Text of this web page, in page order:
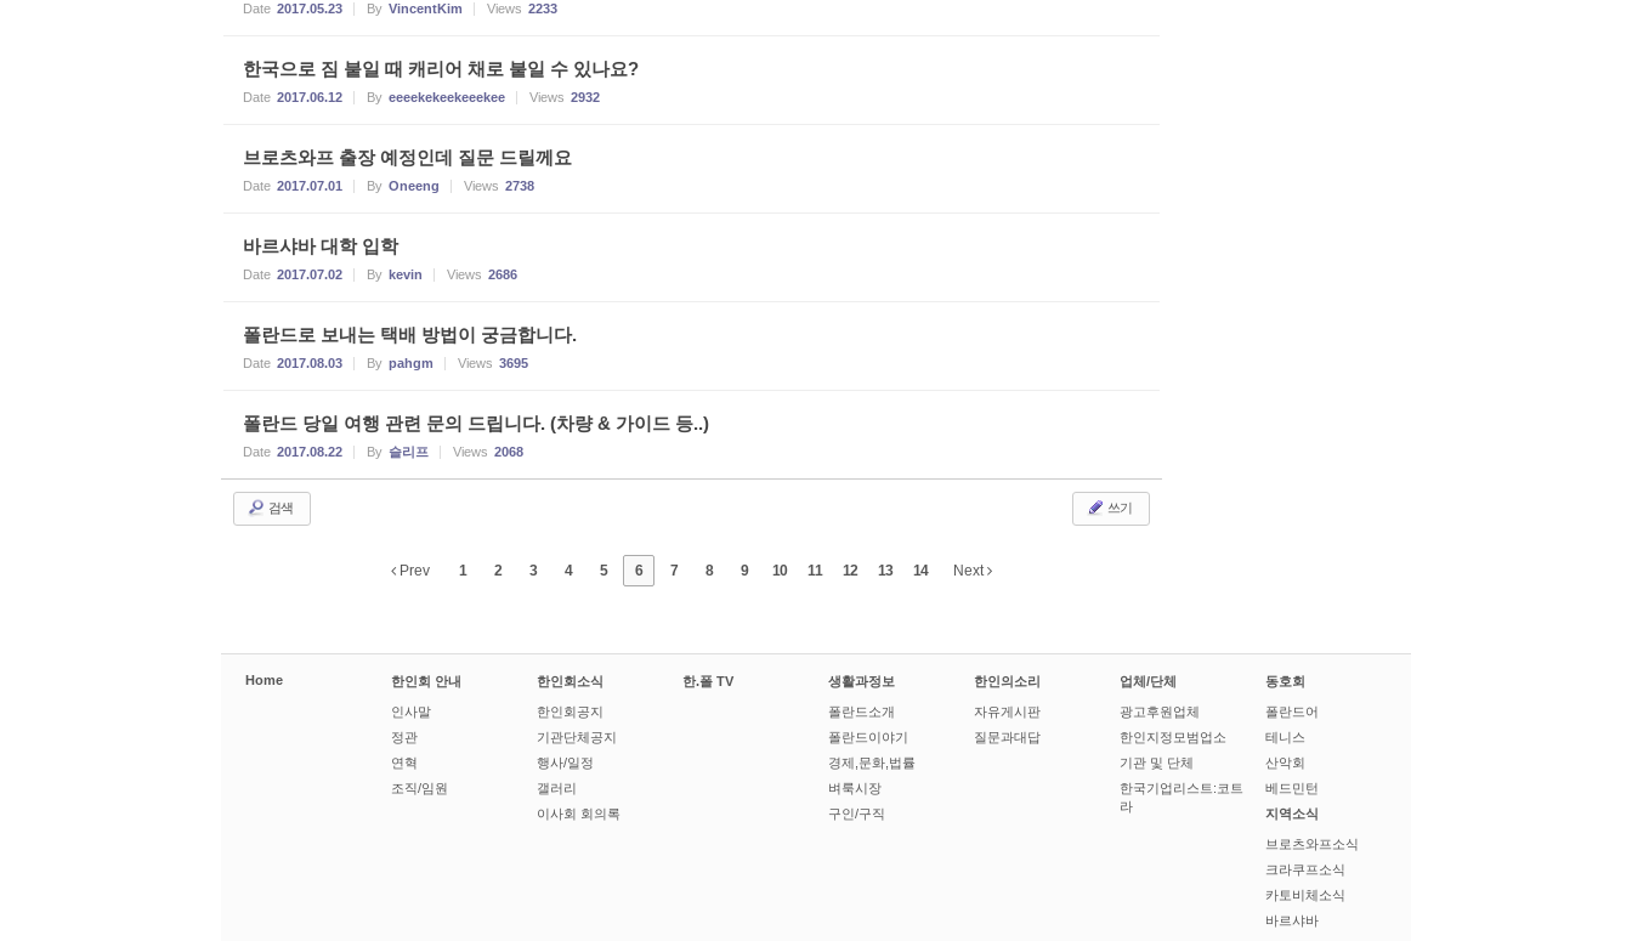
Date 2017.05.23 By VincentKim Views 2233
한국으로 짐 붙일 때 캐리어 채로 붙일 수 있나요?
Date 2017.06.12 By eeeekekeekeeekee Views 2932
브로츠와프 출장 예정인데 질문 드릴께요
Date 2017.07.01 By Oneeng Views 2738
바르샤바 대학 입학
Date 2017.07.02 By kevin Views 2686
폴란드로 보내는 택배 방법이 궁금합니다.
Date 2017.08.03 By pahgm Views 3695
폴란드 당일 여행 관련 문의 드립니다. (차량 & 가이드 등..)
Date 2017.08.22 By 슬리프 Views 2068
검색 쓰기
Prev 1 2 3 4 5 6 7 8 9 10 11 12 13 14 Next
Home 한인회 안내
인사말
정관
연혁
조직/임원
한인회소식
한인회공지
기관단체공지
행사/일정
갤러리
이사회 회의록
한.폴 TV 생활과정보
폴란드소개
폴란드이야기
경제,문화,법률
벼룩시장
구인/구직
한인의소리
자유게시판
질문과대답
업체/단체
광고후원업체
한인지정모범업소
기관 및 단체
한국기업리스트:코트
라
동호회
폴란드어
테니스
산악회
베드민턴
지역소식
브로츠와프소식
크라쿠프소식
카토비체소식
바르샤바